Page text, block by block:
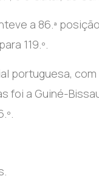
a 86.ª
119.º.
portuguesa,
foi a Guiné-